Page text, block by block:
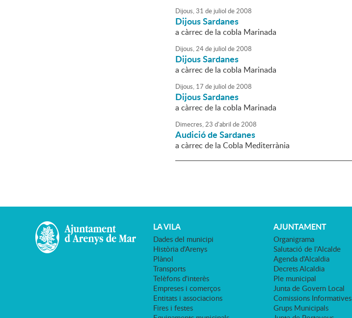
Dijous,31 de juliol de2008
Dijous Sardanes
a càrrec de la cobla Marinada
Dijous,24de juliol de2008
Dijous Sardanes
a càrrec de la cobla Marinada
Dijous, 17 de juliol de2008
Dijous Sardanes
a càrrec de la cobla Marinada
Dimecres,23 d'abril de2008
Audició de Sardanes
a càrrec de la Cobla Mediterrània
LA VILA
Dades del municipi
Història d'Arenys
Plànol
Transports
Telèfons d'interès
Empreses i comerços
Entitats i associacions
Fires i festes
AJUNTAMENT
Organigrama
Salutació de l'Alcalde
Agenda d'Alcaldia
Decrets Alcaldia
Ple municipal
Junta de Govern Local
Comissions Informatives
Grups Municipals